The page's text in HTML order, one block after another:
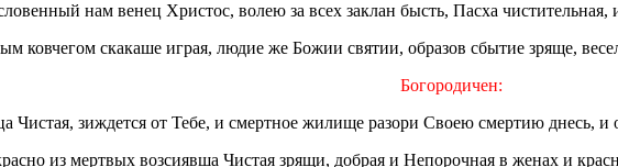
нам венец Христос, волею за всех заклан бысть, Пасха
ковчегом скакаше играя, людие же Божии святии, образов сбытие зряще,
Богородичен:
Чистая, зиждется от Тебе, и смертное жилище разори Своею смертию днесь,
из мертвых возсиявша Чистая зрящи, добрая и Непорочная в женах и